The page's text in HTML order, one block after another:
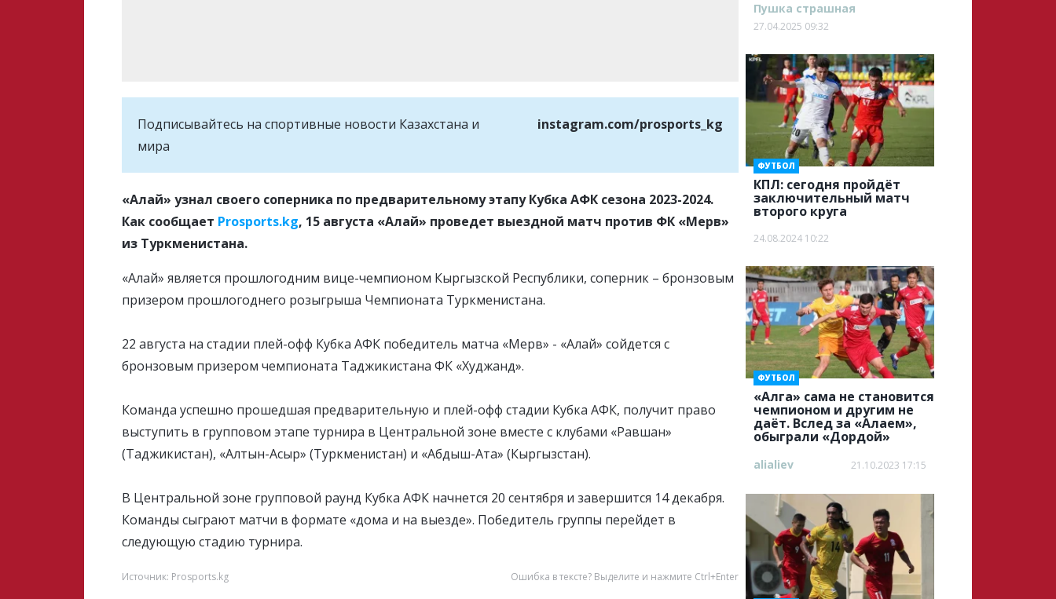
Подписывайтесь на cпортивные новости Казахстана и
мира
instagram.com/prosports_kg
«Алай» узнал своего соперника по предварительному этапу Кубка АФК сезона 2023-2024.
Как сообщает Prosports.kg, 15 августа «Алай» проведет выездной матч против ФК «Мерв»
из Туркменистана.
«Алай» является прошлогодним вице-чемпионом Кыргызской Республики, соперник – бронзовым
призером прошлогоднего розыгрыша Чемпионата Туркменистана.
22 августа на стадии плей-офф Кубка АФК победитель матча «Мерв» - «Алай» сойдется с
бронзовым призером чемпионата Таджикистана ФК «Худжанд».
Команда успешно прошедшая предварительную и плей-офф стадии Кубка АФК, получит право
выступить в групповом этапе турнира в Центральной зоне вместе с клубами «Равшан»
(Таджикистан), «Алтын-Асыр» (Туркменистан) и «Абдыш-Ата» (Кыргызстан).
В Центральной зоне групповой раунд Кубка АФК начнется 20 сентября и завершится 14 декабря.
Команды сыграют матчи в формате «дома и на выезде». Победитель группы перейдет в
следующую стадию турнира.
Источник: Prosports.kg Ошибка в тексте? Выделите и нажмите Ctrl+Enter
Пушка страшная
27.04.2025 09:32
КПЛ: сегодня пройдёт
заключительный матч
второго круга
ФУТБОЛ
24.08.2024 10:22
«Алга» cама не становится
чемпионом и другим не
даёт. Вслед за «Алаем»,
обыграли «Дордой»
ФУТБОЛ
alialiev 21.10.2023 17:15